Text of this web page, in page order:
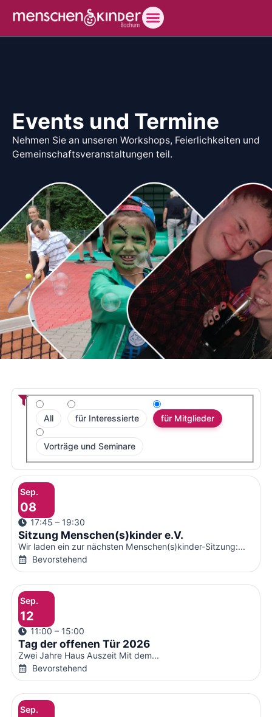
Events und Termine
Nehmen Sie an unseren Workshops, Feierlichkeiten und
Gemeinschaftsveranstaltungen teil.
All für Interessierte für Mitglieder
Vorträge und Seminare
Sep.
08
17:45 – 19:30
Sitzung Menschen(s)kinder e.V.
Wir laden ein zur nächsten Menschen(s)kinder-Sitzung:...
Bevorstehend
Sep.
12
11:00 – 15:00
Tag der offenen Tür 2026
Zwei Jahre Haus Auszeit Mit dem...
Bevorstehend
Sep.